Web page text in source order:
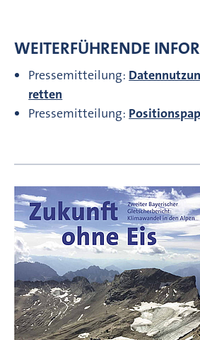
WEITERFÜHRENDE
Pressemitteilung:
retten
Pressemitteilung: